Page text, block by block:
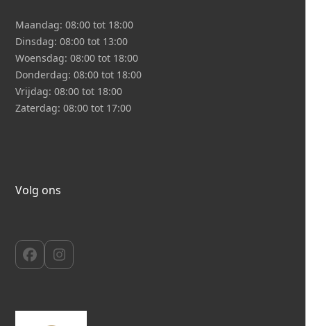
Maandag:08:00 tot 18:00
Dinsdag:08:00 tot 13:00
Woensdag:08:00 tot 18:00
Donderdag:08:00 tot 18:00
Vrijdag:08:00 tot 18:00
Zaterdag:08:00 tot 17:00
Volg ons
FacebookInstagram